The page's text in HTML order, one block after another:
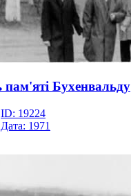
пам'яті Бухенвальду
ID: 19224
Дата: 1971